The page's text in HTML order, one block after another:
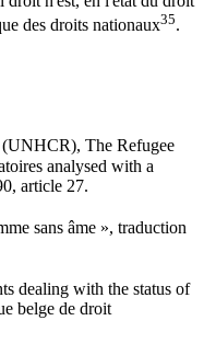
des droits nationaux35.
The Refugee
analysed with a
article 27.
sans âme », traduction
dealing with the status of
belge de droit